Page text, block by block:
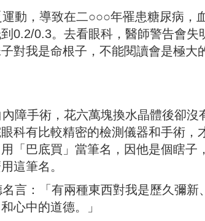
動，導致在二○○○年罹患糖尿病，
0.2/0.3。去看眼科，醫師警告會失
對我是命根子，不能閱讀會是極大
手術，花六萬塊換水晶體後卻沒
科有比較精密的檢測儀器和手術，
「巴底買」當筆名，因他是個瞎子
這筆名。
：「有兩種東西對我是歷久彌新
心中的道德。」